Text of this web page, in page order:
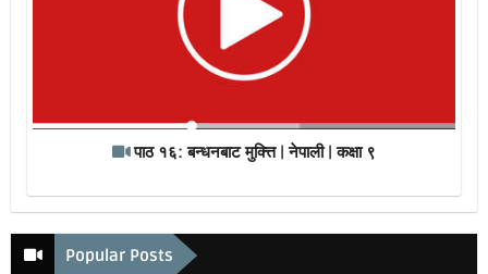
पाठ १६: बन्धनबाट मुक्त्ति | नेपाली | कक्षा ९
Popular Posts